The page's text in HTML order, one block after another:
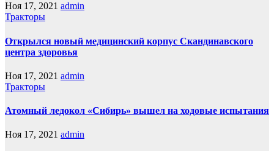
Ноя 17, 2021 admin
Тракторы
Открылся новый медицинский корпус Скандинавского
центра здоровья
Ноя 17, 2021 admin
Тракторы
Атомный ледокол «Сибирь» вышел на ходовые испытания
Ноя 17, 2021 admin